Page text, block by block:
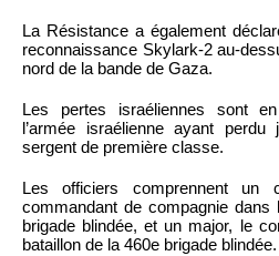
La Résistance a également
reconnaissance Skylark-2 au-
nord de la bande de Gaza.
Les pertes israéliennes sont
l’armée israélienne ayant
sergent de première classe.
Les officiers comprennent un
commandant de compagnie
brigade blindée, et un major, le
bataillon de la 460e brigade blindée.